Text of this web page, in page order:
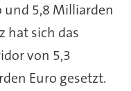
und 5,8 Milliarden
hat sich das
von 5,3
Euro gesetzt.